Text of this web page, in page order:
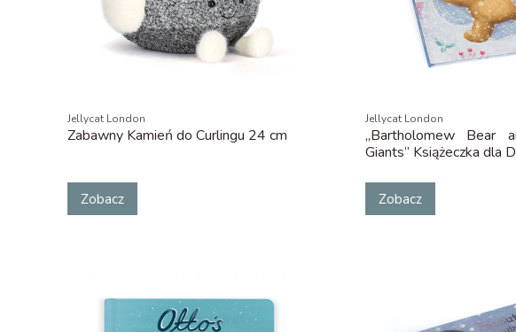
Jellycat London
Zabawny Kamień do Curlingu 24 cm
Zobacz
Jellycat London
„Bartholomew Bear
Giants” Książeczka dla
Zobacz